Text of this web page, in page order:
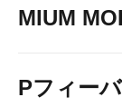
MIUM
Pフィー